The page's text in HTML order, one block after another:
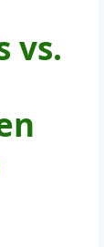
vs.